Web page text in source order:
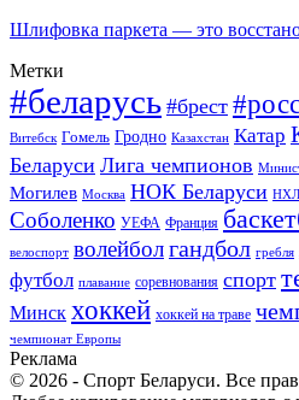
Шлифовка паркета — это
Метки
#беларусь #брест
Витебск Гомель Гродно Казахстан Катар
Беларуси Лига чемпионов
Могилев Москва НОК Беларуси НХЛ
Соболенко УЕФА Франция
велоспорт волейболгандбол гребля
футбол плавание соревнования спорт
Минск хоккей хоккей на траве
чемпионат Европы
Реклама
© 2026 - Спорт Беларуси. Все